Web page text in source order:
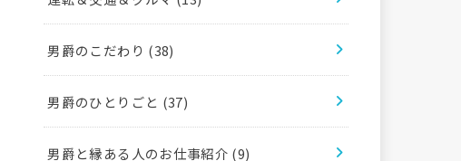
男爵のこだわり (38)
男爵のひとりごと (37)
男爵と縁ある人のお仕事紹介 (9)